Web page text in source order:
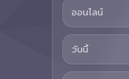
ออนไลน์
วันนี้